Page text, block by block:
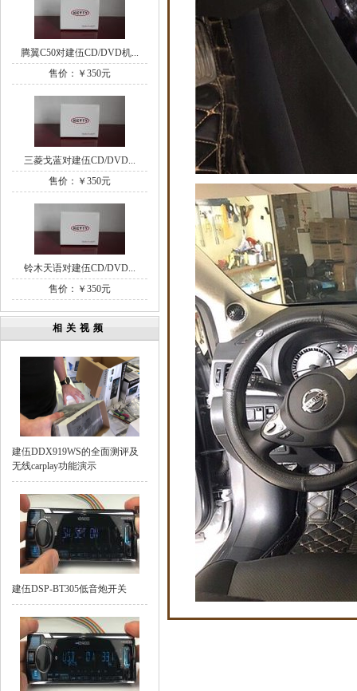
腾翼C50对建伍CD/DVD机...
售价：￥350元
三菱戈蓝对建伍CD/DVD...
售价：￥350元
铃木天语对建伍CD/DVD...
售价：￥350元
相关视频
建伍DDX919WS的全面测评及
无线carplay功能演示
建伍DSP-BT305低音炮开关